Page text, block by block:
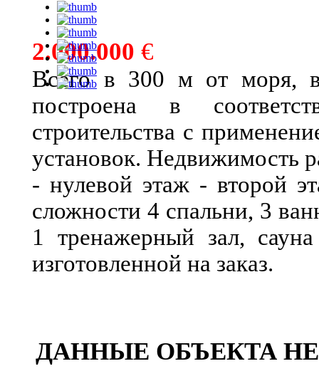
2.000.000 €
Всего в 300 м от моря,
построена в
строительства с
установок. Недвижимость
- нулевой этаж - второй
сложности 4 спальни, 3
1 тренажерный зал,
изготовленной на заказ.
ДАННЫЕ ОБЪЕКТА